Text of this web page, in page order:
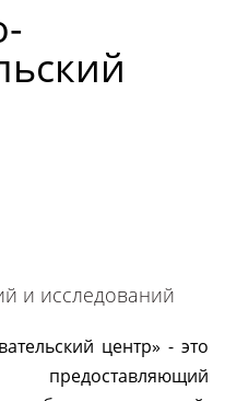
и исследований
центр» - это
предоставляющий